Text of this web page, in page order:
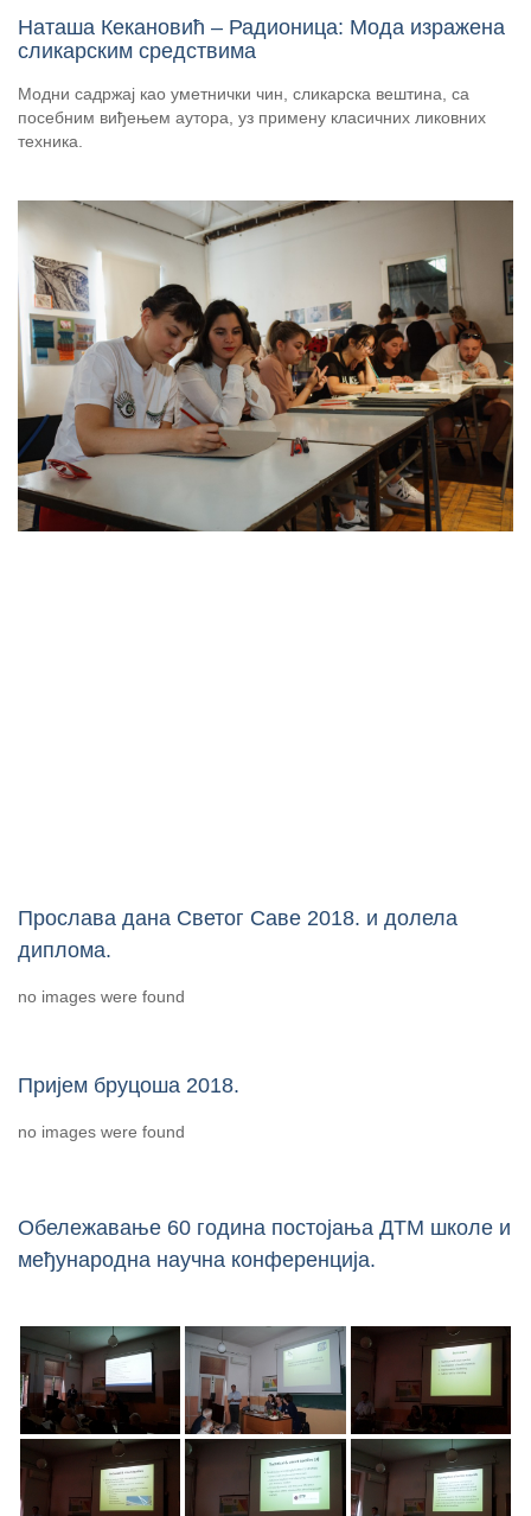
Наташа Кекановић – Радионица: Мода изражена
сликарским средствима
Модни садржај као уметнички чин, сликарска вештина, са
посебним виђењем аутора, уз примену класичних ликовних
техника.
Прослава дана Светог Саве 2018. и долела
диплома.
no images were found
Пријем бруцоша 2018.
no images were found
Обележавање 60 година постојања ДТМ школе и
међународна научна конференција.